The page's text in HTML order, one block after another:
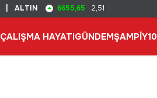
ALTIN 6655,65 2,51
ÇALIŞMA HAYATIGÜNDEMŞAMPİY10